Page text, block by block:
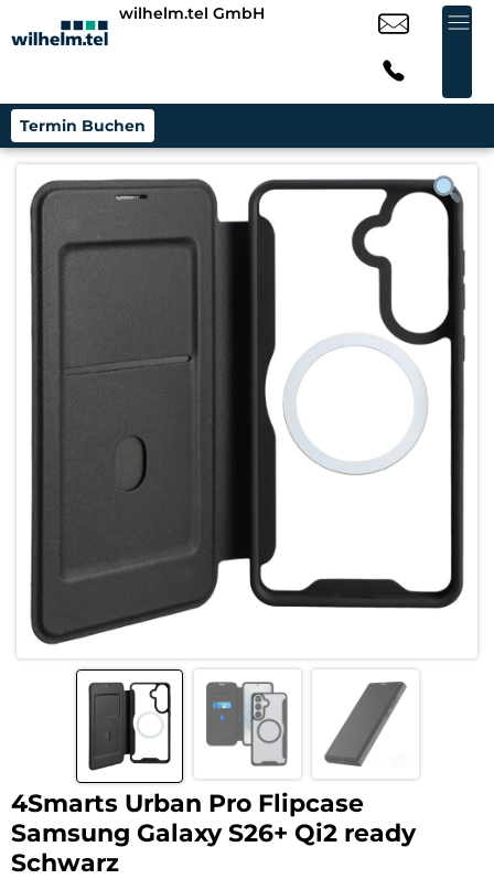
wilhelm.tel GmbH
Termin Buchen
4Smarts Urban Pro Flipcase
Samsung Galaxy S26+ Qi2 ready
Schwarz